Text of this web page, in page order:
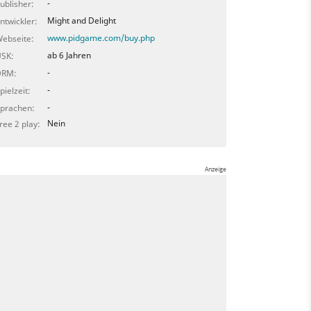
-
Might and Delight
www.pidgame.com/buy.php
ab 6 Jahren
-
-
-
2 play:
Nein